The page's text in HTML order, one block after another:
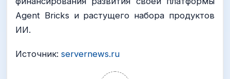
Agent Bricks и растущего набора продуктов
ИИ.
Источник: servernews.ru